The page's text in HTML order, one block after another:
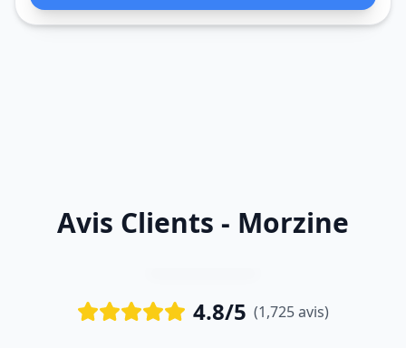
Avis Clients - Morzine
4.8/5 (1,725 avis)